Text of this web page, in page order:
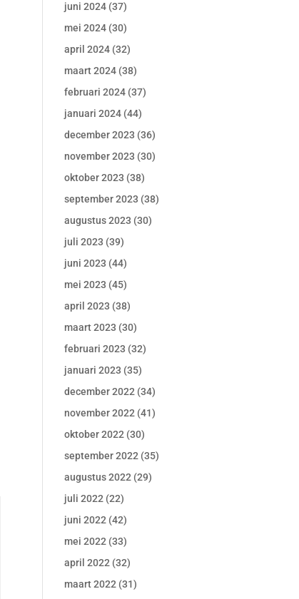
juni 2024 (37)
mei 2024 (30)
april 2024 (32)
maart 2024 (38)
februari 2024 (37)
januari 2024 (44)
december 2023 (36)
november 2023 (30)
oktober 2023 (38)
september 2023 (38)
augustus 2023 (30)
juli 2023 (39)
juni 2023 (44)
mei 2023 (45)
april 2023 (38)
maart 2023 (30)
februari 2023 (32)
januari 2023 (35)
december 2022 (34)
november 2022 (41)
oktober 2022 (30)
september 2022 (35)
augustus 2022 (29)
juli 2022 (22)
juni 2022 (42)
mei 2022 (33)
april 2022 (32)
maart 2022 (31)